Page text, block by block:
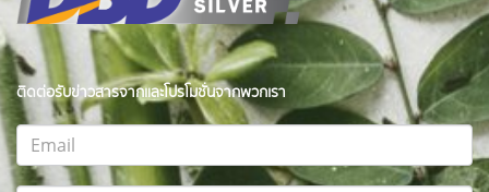
ติดต่อรับข่าวสารจากและโปรโมชั่นจากพวกเรา